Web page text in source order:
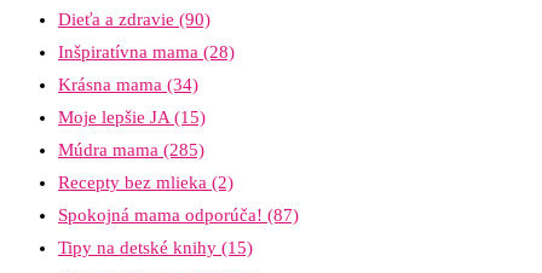
Dieťa a zdravie (90)
Inšpiratívna mama (28)
Krásna mama (34)
Moje lepšie JA (15)
Múdra mama (285)
Recepty bez mlieka (2)
Spokojná mama odporúča! (87)
Tipy na detské knihy (15)